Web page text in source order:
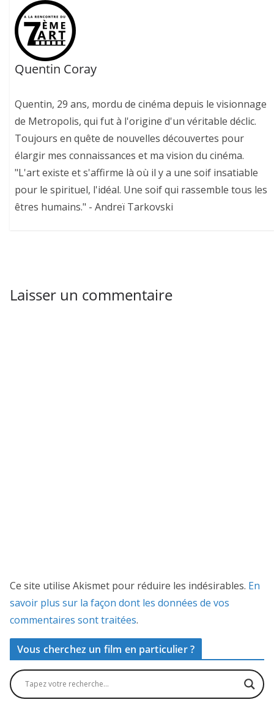
Quentin Coray
Quentin, 29 ans, mordu de cinéma depuis le visionnage
de Metropolis, qui fut à l'origine d'un véritable déclic.
Toujours en quête de nouvelles découvertes pour
élargir mes connaissances et ma vision du cinéma.
"L'art existe et s'affirme là où il y a une soif insatiable
pour le spirituel, l'idéal. Une soif qui rassemble tous les
êtres humains." - Andreï Tarkovski
Laisser un commentaire
Ce site utilise Akismet pour réduire les indésirables. En
savoir plus sur la façon dont les données de vos
commentaires sont traitées.
Vous cherchez un film en particulier ?